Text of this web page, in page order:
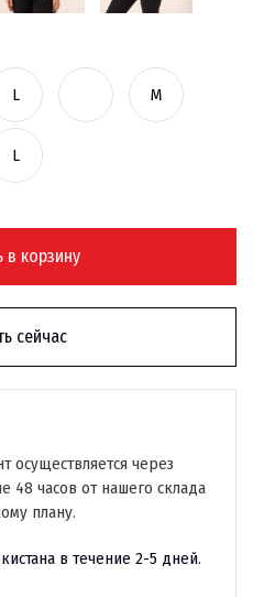
L M
L
в корзину
сейчас
осуществляется через
48 часов от нашего склада
плану.
в течение 2-5 дней.